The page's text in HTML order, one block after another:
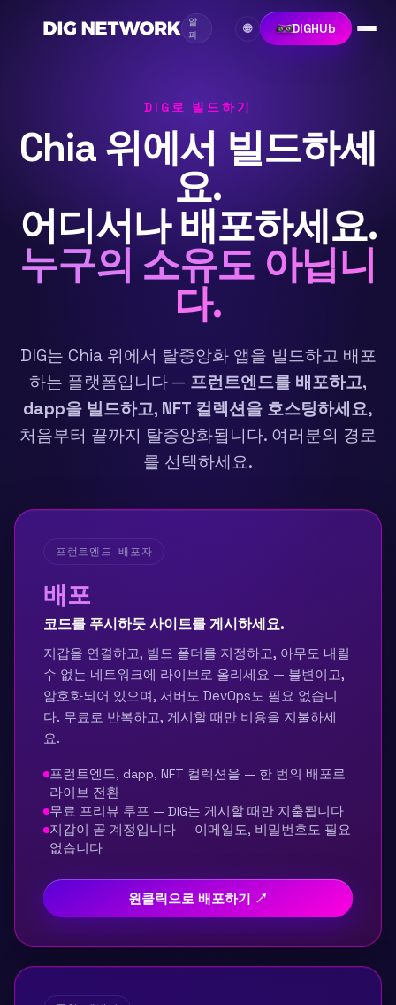
알
파
🌐 DIGHUb
DIG로 빌드하기
Chia 위에서 빌드하세
요.
어디서나 배포하세요.
누구의 소유도 아닙니
다.
DIG는 Chia 위에서 탈중앙화 앱을 빌드하고 배포
하는 플랫폼입니다 — 프런트엔드를 배포하고,
dapp을 빌드하고, NFT 컬렉션을 호스팅하세요,
처음부터 끝까지 탈중앙화됩니다. 여러분의 경로
를 선택하세요.
프런트엔드 배포자
배포
코드를 푸시하듯 사이트를 게시하세요.
지갑을 연결하고, 빌드 폴더를 지정하고, 아무도 내릴
수 없는 네트워크에 라이브로 올리세요 — 불변이고,
암호화되어 있으며, 서버도 DevOps도 필요 없습니
다. 무료로 반복하고, 게시할 때만 비용을 지불하세
요.
프런트엔드, dapp, NFT 컬렉션을 — 한 번의 배포로
라이브 전환
무료 프리뷰 루프 — DIG는 게시할 때만 지출됩니다
지갑이 곧 계정입니다 — 이메일도, 비밀번호도 필요
없습니다
원클릭으로 배포하기 ↗